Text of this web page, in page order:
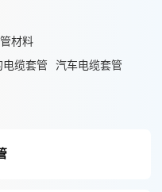
材料
电缆套管 汽车电缆套管